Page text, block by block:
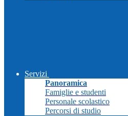
Servizi
Panoramica
Famiglie e studenti
Personale scolastico
Percorsi di studio